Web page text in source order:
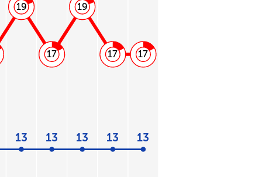
13 13 13 13 13
19
17
19
17 17